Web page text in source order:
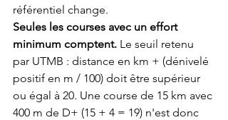
référentiel change.
Seules les courses avec un effort
minimum comptent. Le seuil retenu
par UTMB : distance en km + (dénivelé
positif en m / 100) doit être supérieur
ou égal à 20. Une course de 15 km avec
400 m de D+ (15 + 4 = 19) n'est donc